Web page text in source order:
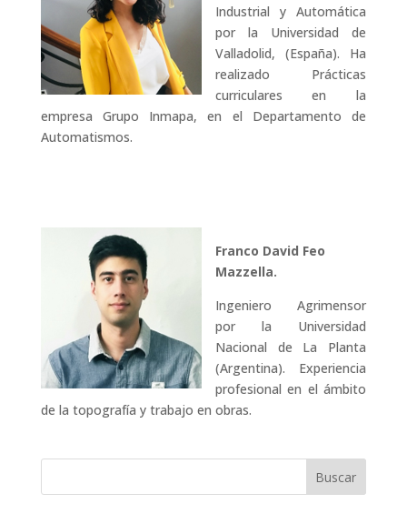
Industrial y Automática
por la Universidad de
Valladolid, (España). Ha
realizado Prácticas
curriculares en la
empresa Grupo Inmapa, en el Departamento de
Automatismos.
Franco David Feo
Mazzella.
Ingeniero Agrimensor
por la Universidad
Nacional de La Planta
(Argentina). Experiencia
profesional en el ámbito
de la topografía y trabajo en obras.